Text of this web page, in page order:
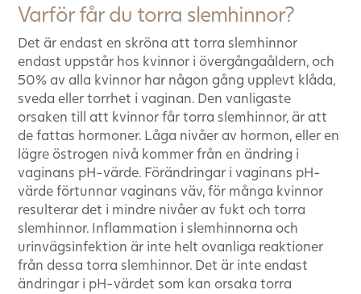
Varför får du torra slemhinnor?
Det är endast en skröna att torra slemhinnor
endast uppstår hos kvinnor i övergångaåldern, och
50% av alla kvinnor har någon gång upplevt klåda,
sveda eller torrhet i vaginan. Den vanligaste
orsaken till att kvinnor får torra slemhinnor, är att
de fattas hormoner. Låga nivåer av hormon, eller en
lägre östrogen nivå kommer från en ändring i
vaginans pH-värde. Förändringar i vaginans pH-
värde förtunnar vaginans väv, för många kvinnor
resulterar det i mindre nivåer av fukt och torra
slemhinnor. Inflammation i slemhinnorna och
urinvägsinfektion är inte helt ovanliga reaktioner
från dessa torra slemhinnor. Det är inte endast
ändringar i pH-värdet som kan orsaka torra